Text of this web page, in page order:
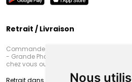
Nous
Retrait / Livraison
Commandez en ligne et venez chercher
- Grande Pharmacie d’Amiens
chez vous ou en point retrait
Retrait dans la pharmacie d’Amiens